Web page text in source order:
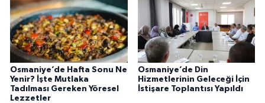
Osmaniye’de Hafta Sonu Ne
Yenir? İşte Mutlaka
Tadılması Gereken Yöresel
Lezzetler
Osmaniye’de Din
Hizmetlerinin Geleceği İçin
İstişare Toplantısı Yapıldı